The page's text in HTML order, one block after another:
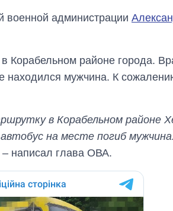
военной администрации
Корабельном районе города.
находился мужчина. К
в Корабельном районе
на месте погиб
– написал глава ОВА.